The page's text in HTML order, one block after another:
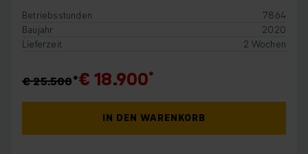
Betriebsstunden
7864
Baujahr
2020
Lieferzeit
2 Wochen
€ 25.500 € 18.900
IN DEN WARENKORB